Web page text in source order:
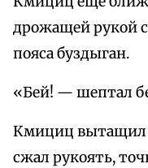
дрожащей рукой
пояса буздыган.
«Бей! — шептал
Кмициц вытащил
сжал рукоять,